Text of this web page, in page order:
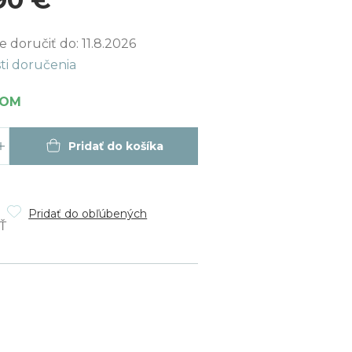
doručiť do: 11.8.2026
doručenia
Pridať do košíka
Pridať do obľúbených